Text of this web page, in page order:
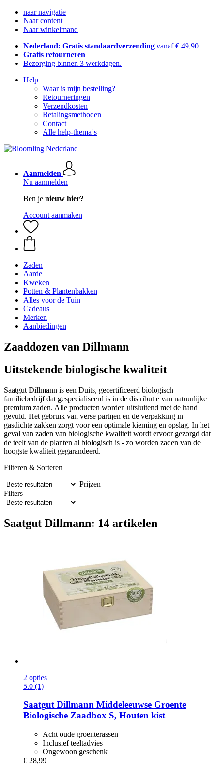
naar navigatie
Naar content
Naar winkelmand
Nederland: Gratis standaardverzending vanaf € 49,90
Gratis retourneren
Bezorging binnen 3 werkdagen.
Help
Waar is mijn bestelling?
Retourneringen
Verzendkosten
Betalingsmethoden
Contact
Alle help-thema`s
Aanmelden
Nu aanmelden
Ben je nieuw hier?
Account aanmaken
Zaden
Aarde
Kweken
Potten & Plantenbakken
Alles voor de Tuin
Cadeaus
Merken
Aanbiedingen
Zaaddozen van Dillmann
Uitstekende biologische kwaliteit
Saatgut Dillmann is een Duits, gecertificeerd biologisch
familiebedrijf dat gespecialiseerd is in de distributie van natuurlijke
premium zaden. Alle producten worden uitsluitend met de hand
gevuld. Het gebruik van verse partijen en de verpakking in
gasdichte zakken zorgt voor een optimale kieming en opslag. In het
geval van zaden van biologische kwaliteit wordt ervoor gezorgd dat
de teelt van de planten al biologisch is - zo worden zaden van de
hoogste kwaliteit gegarandeerd.
Filteren & Sorteren
Prijzen
Filters
Saatgut Dillmann: 14 artikelen
2 opties
5.0 (1)
Saatgut Dillmann Middeleeuwse Groente
Biologische Zaadbox S, Houten kist
Acht oude groenterassen
Inclusief teeltadvies
Ongewoon geschenk
€ 28,99